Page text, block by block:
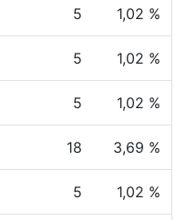
5 1,02 %
5 1,02 %
5 1,02 %
18 3,69 %
5 1,02 %